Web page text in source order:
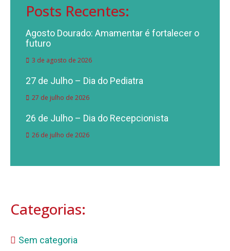
Posts Recentes:
Agosto Dourado: Amamentar é fortalecer o
futuro
3 de agosto de 2026
27 de Julho – Dia do Pediatra
27 de julho de 2026
26 de Julho – Dia do Recepcionista
26 de julho de 2026
Categorias:
Sem categoria